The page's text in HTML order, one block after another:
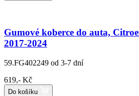
Gumové koberce do auta,
2017-2024
59.FG402249 od 3-7 dní
619,- Kč
Do košíku